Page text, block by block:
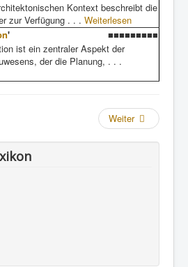
Kontext beschreibt die
zur Verfügung . . . Weiterlesen
'
■■■■■■■■■
ist ein zentraler Aspekt der
der die Planung, . . .
Weiter